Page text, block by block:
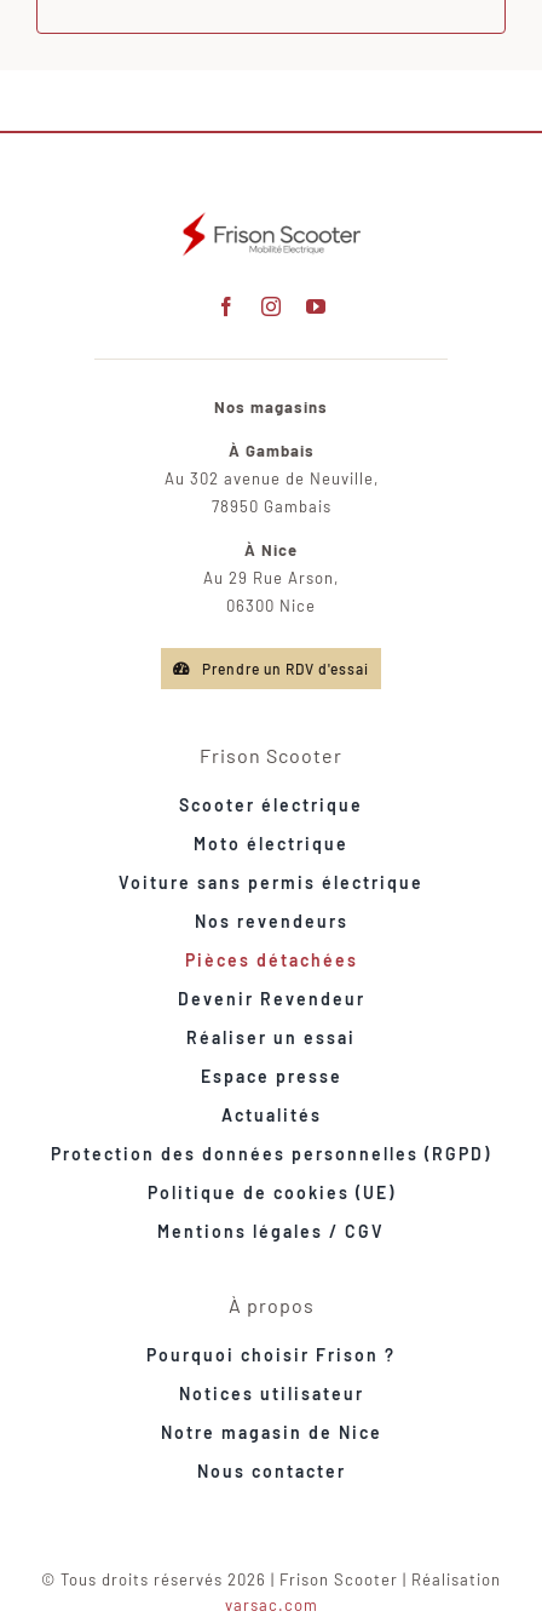
Nos magasins
À Gambais
Au 302 avenue de Neuville,
78950 Gambais
À Nice
Au 29 Rue Arson,
06300 Nice
Prendre un RDV d'essai
Frison Scooter
Scooter électrique
Moto électrique
Voiture sans permis électrique
Nos revendeurs
Pièces détachées
Devenir Revendeur
Réaliser un essai
Espace presse
Actualités
Protection des données personnelles (RGPD)
Politique de cookies (UE)
Mentions légales / CGV
À propos
Pourquoi choisir Frison ?
Notices utilisateur
Notre magasin de Nice
Nous contacter
© Tous droits réservés 2026 | Frison Scooter | Réalisation
varsac.com